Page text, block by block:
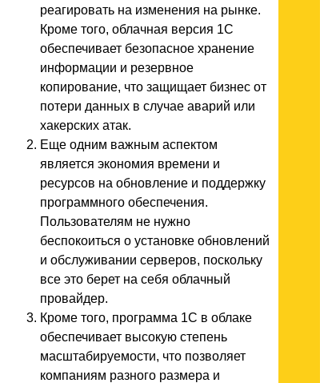
реагировать на изменения на рынке.
Кроме того, облачная версия 1С
обеспечивает безопасное хранение
информации и резервное
копирование, что защищает бизнес от
потери данных в случае аварий или
хакерских атак.
Еще одним важным аспектом
является экономия времени и
ресурсов на обновление и поддержку
программного обеспечения.
Пользователям не нужно
беспокоиться о установке обновлений
и обслуживании серверов, поскольку
все это берет на себя облачный
провайдер.
Кроме того, программа 1С в облаке
обеспечивает высокую степень
масштабируемости, что позволяет
компаниям разного размера и